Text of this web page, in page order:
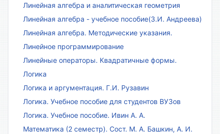
Линейная алгебра и аналитическая геометрия
Линейная алгебра - учебное пособие(З.И. Андреева)
Линейная алгебра. Методические указания.
Линейное программирование
Линейные операторы. Квадратичные формы.
Логика
Логика и аргументация. Г.И. Рузавин
Логика. Учебное пособие для студентов ВУЗов
Логика. Учебное пособие. Ивин А. А.
Математика (2 семестр). Сост. М. А. Башкин, А. И.